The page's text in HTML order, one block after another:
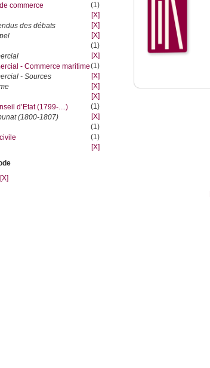
commerce
(1)
[X]
des débats
[X]
[X]
(1)
[X]
- Commerce maritime(1)
- Sources
[X]
[X]
[X]
d’Etat (1799-....)
(1)
(1800-1807)
[X]
(1)
(1)
[X]
[X]